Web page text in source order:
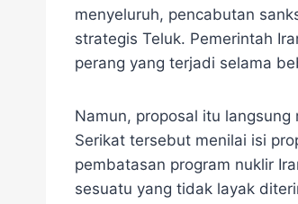
menyeluruh, pencabutan
strategis Teluk. Pemerintah
perang yang terjadi selama
Namun, proposal itu
Serikat tersebut menilai isi
pembatasan program nuklir
sesuatu yang tidak layak